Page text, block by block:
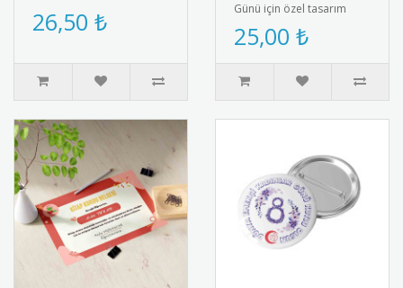
madalya. Türk kültürünü
yaşatmak ve dil
26,50 ₺
Günü için özel tasarım
saten kokart.Yüksek kaliteli
kadife dokulu saten
kumaşt..
25,00 ₺